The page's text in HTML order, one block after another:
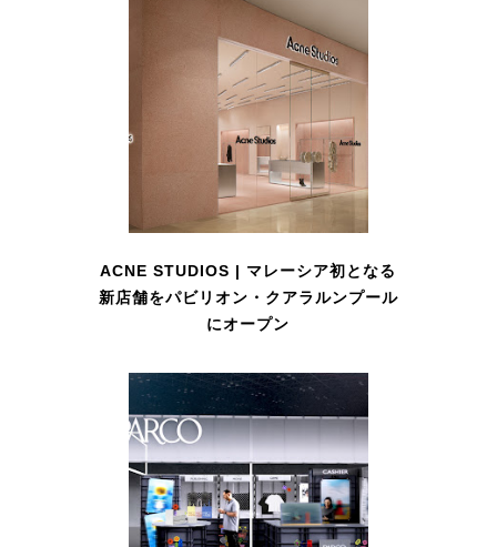
ACNE STUDIOS | マレーシア初となる
新店舗をパビリオン・クアラルンプール
にオープン